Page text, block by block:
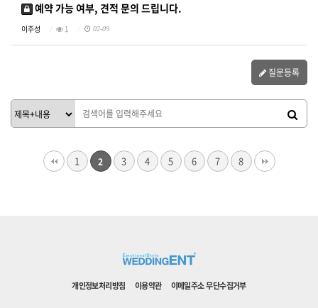
예약 가능 여부, 견적 문의 드립니다.
이주성 1 02-09
질문등록
1 2 3 4 5 6 7 8
개인정보처리방침 이용약관 이메일주소 무단수집거부